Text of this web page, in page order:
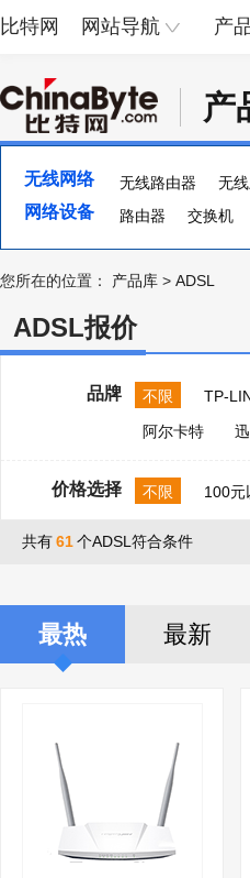
比特网 网站导航 产
产
无线网络 无线路由器 无
网络设备 路由器 交换机
流量计
集线器
您所在的位置： 产品库 > ADSL
ADSL报价
品牌 不限 TP-
阿尔卡特
价格选择 不限 100元
共有61个ADSL符合条件
最热 最新